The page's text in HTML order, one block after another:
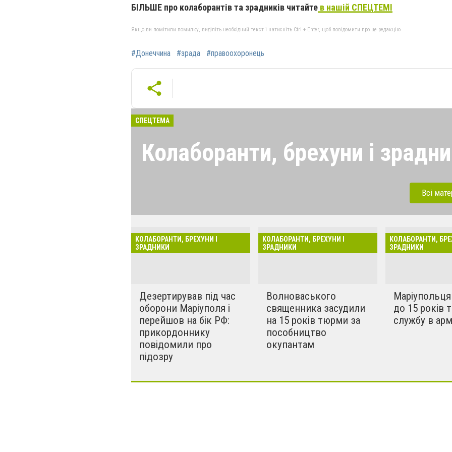
БІЛЬШЕ про колаборантів та зрадників читайте в нашій СПЕЦТЕМІ
Якщо ви помітили помилку, виділіть необхідний текст і натисніть Ctrl + Enter, щоб повідомити про це редакцію
#Донеччина #зрада #правоохоронець
СПЕЦТЕМА
Колаборанти, брехуни і
законом про колаборацію, ми розпочинаємо
нову рубрику. Присвячена вона буде
ідентифікувати зрадників і
«сочувствующих».
Всі
КОЛАБОРАНТИ, БРЕХУНИ І
ЗРАДНИКИ
Дезертирував під час
оборони Маріуполя і
перейшов на бік РФ:
прикордоннику
повідомили про
підозру
КОЛАБОРАНТИ, БРЕХУНИ І
ЗРАДНИКИ
Волноваського
священника засудили
на 15 років тюрми за
пособництво
окупантам
КОЛАБОРАНТИ,
ЗРАДНИКИ
до 15 років
службу в